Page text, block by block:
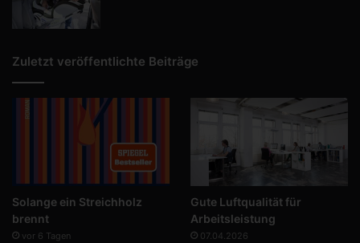
Zuletzt veröffentlichte Beiträge
Solange ein Streichholz
brennt
vor 6 Tagen
Gute Luftqualität für
Arbeitsleistung
07.04.2026